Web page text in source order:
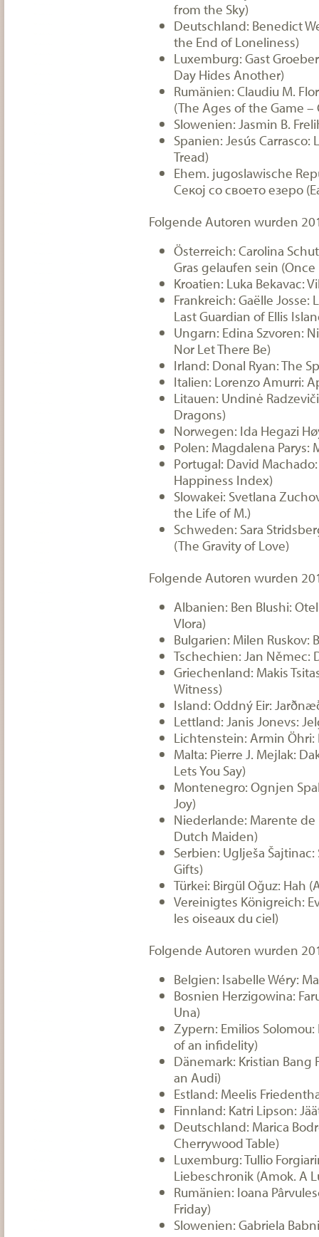
from the Sky)
Deutschland: Benedict
the End of Loneliness)
Luxemburg: Gast
Day Hides Another)
Rumänien: Claudiu M.
(The Ages of the Game –
Slowenien: Jasmin B.
Spanien: Jesús Carrasco:
Tread)
Ehem. jugoslawische
Секој со своето езеро
Folgende Autoren wurden
Österreich: Carolina
Gras gelaufen sein
Kroatien: Luka Bekavac:
Frankreich: Gaëlle Josse:
Last Guardian of Ellis
Ungarn: Edina Szvoren:
Nor Let There Be)
Irland: Donal Ryan: The
Italien: Lorenzo Amurri:
Litauen: Undinė
Dragons)
Norwegen: Ida Hegazi
Polen: Magdalena Parys:
Portugal: David
Happiness Index)
Slowakei: Svetlana
the Life of M.)
Schweden: Sara
(The Gravity of Love)
Folgende Autoren wurden
Albanien: Ben Blushi:
Vlora)
Bulgarien: Milen
Tschechien: Jan Němec:
Griechenland: Makis
Witness)
Island: Oddný Eir:
Lettland: Janis Jonevs:
Lichtenstein: Armin Öhri:
Malta: Pierre J. Mejlak:
Lets You Say)
Montenegro: Ognjen
Joy)
Niederlande: Marente
Dutch Maiden)
Serbien: Uglješa
Gifts)
Türkei: Birgül Oğuz: Hah
Vereinigtes Königreich:
les oiseaux du ciel)
Folgende Autoren wurden
Belgien: Isabelle Wéry:
Bosnien Herzigowina:
Una)
Zypern: Emilios Solomou:
of an infidelity)
Dänemark: Kristian Bang
an Audi)
Estland: Meelis
Finnland: Katri Lipson:
Deutschland: Marica
Cherrywood Table)
Luxemburg: Tullio
Liebeschronik (Amok. A
Rumänien: Ioana
Friday)
Slowenien: Gabriela